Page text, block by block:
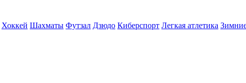
Хоккей Шахматы Футзал Дзюдо Киберспорт Легкая атлетика